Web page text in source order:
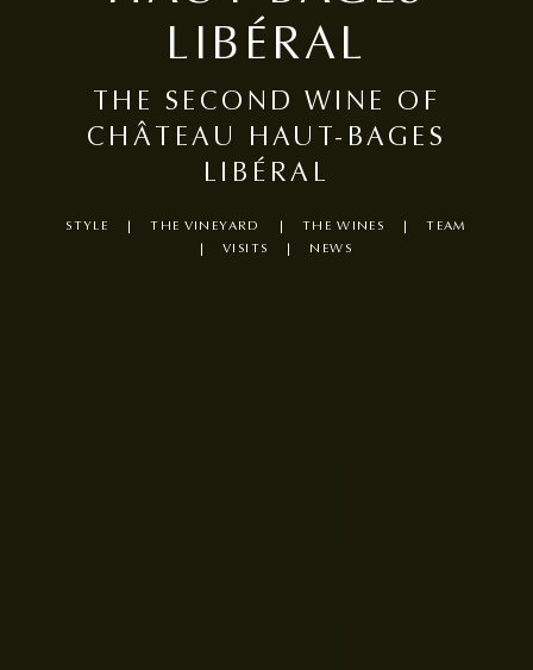
LIBÉRAL
THE SECOND WINE OF
CHÂTEAU HAUT-BAGES
LIBÉRAL
STYLE THE VINEYARD THE WINES
TEAM
VISITS
NEWS